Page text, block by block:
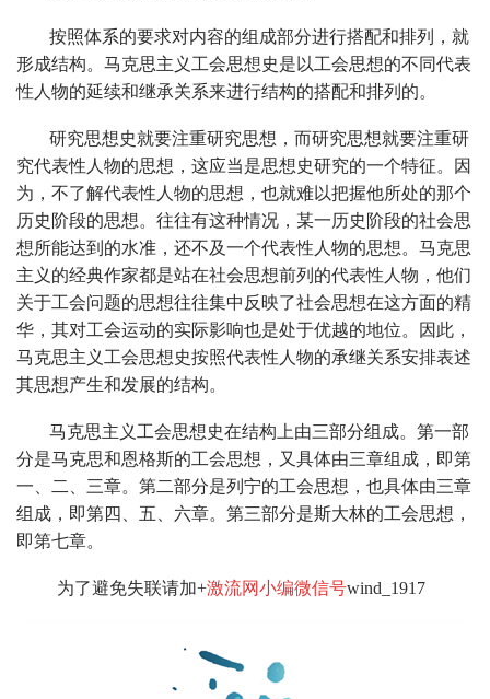
按照体系的要求对内容的组成部分进行搭配和排列，就
形成结构。马克思主义工会思想史是以工会思想的不同代表
性人物的延续和继承关系来进行结构的搭配和排列的。
研究思想史就要注重研究思想，而研究思想就要注重研
究代表性人物的思想，这应当是思想史研究的一个特征。因
为，不了解代表性人物的思想，也就难以把握他所处的那个
历史阶段的思想。往往有这种情况，某一历史阶段的社会思
想所能达到的水准，还不及一个代表性人物的思想。马克思
主义的经典作家都是站在社会思想前列的代表性人物，他们
关于工会问题的思想往往集中反映了社会思想在这方面的精
华，其对工会运动的实际影响也是处于优越的地位。因此，
马克思主义工会思想史按照代表性人物的承继关系安排表述
其思想产生和发展的结构。
马克思主义工会思想史在结构上由三部分组成。第一部
分是马克思和恩格斯的工会思想，又具体由三章组成，即第
一、二、三章。第二部分是列宁的工会思想，也具体由三章
组成，即第四、五、六章。第三部分是斯大林的工会思想，
即第七章。
为了避免失联请加+激流网小编微信号wind_1917